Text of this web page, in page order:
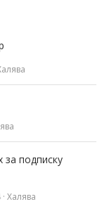
подписку
Халява